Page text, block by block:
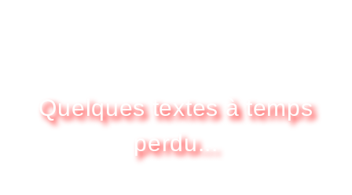
Quelques textes à temps
perdu...